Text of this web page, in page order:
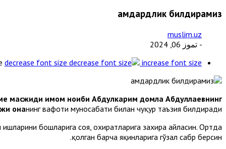
Ҳамдардлик билдирамиз
muslim.uz
- تموز 06, 2024
decrease font size increase font size
масжиди имом ноиби Абдулкарим домла Абдуллаевнинг
онанинг вафоти муносабати билан чуқур таъзия билдиради.
бошларига соя, охиратларига захира айласин. Ортда
қолган барча яқинларига гўзал сабр берсин.